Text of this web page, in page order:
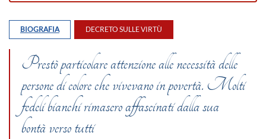
BIOGRAFIA DECRETO SULLE VIRTÙ
Prestò particolare attenzione alle necessità delle
persone di colore che vivevano in povertà. Molti
fedeli bianchi rimasero affascinati dalla sua
bontà verso tutti